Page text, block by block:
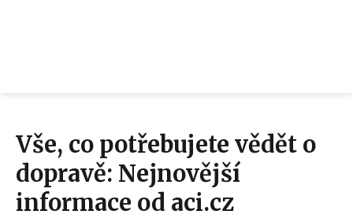
Vše, co potřebujete vědět o
dopravě: Nejnovější
informace od aci.cz